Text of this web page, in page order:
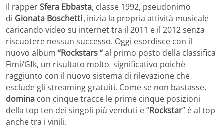
Il rapperSfera Ebbasta, classe 1992, pseudonimo
di Gionata Boschetti , inizia la propria attività musicale
caricando video su internet tra il 2011 e il 2012 senza
riscuotere nessun successo. Oggi esordisce con il
nuovo album “Rockstars “al primo posto della classifica
Fimi/Gfk, un risultato molto significativo poichè
raggiunto con il nuovo sistema di rilevazione che
esclude gli streaming gratuiti. Come se non bastasse,
domina con cinque tracce le prime cinque posizioni
della top ten dei singoli più venduti e “Rockstar” è al top
anche tra i vinili.